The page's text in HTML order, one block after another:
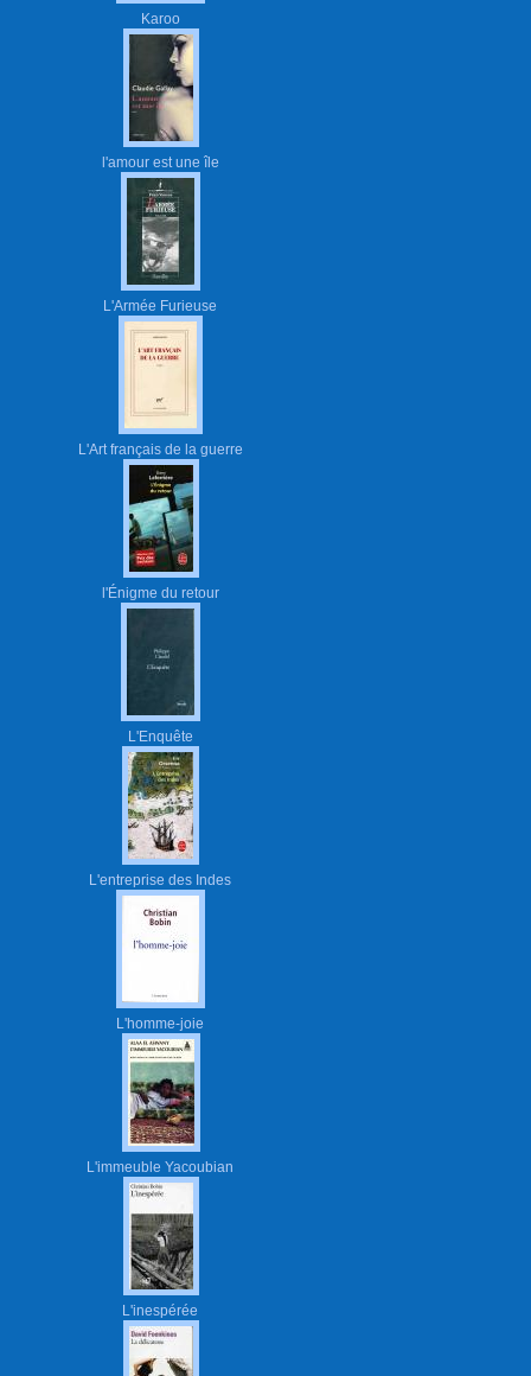
Karoo
l'amour est une île
L'Armée Furieuse
L'Art français de la guerre
l'Énigme du retour
L'Enquête
L'entreprise des Indes
L'homme-joie
L'immeuble Yacoubian
L'inespérée